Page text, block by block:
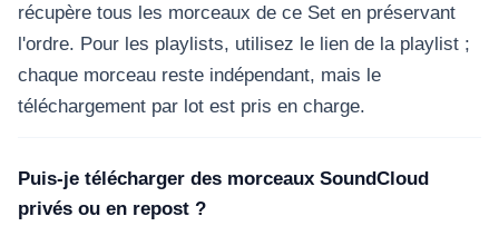
récupère tous les morceaux de ce Set en préservant
l'ordre. Pour les playlists, utilisez le lien de la playlist ;
chaque morceau reste indépendant, mais le
téléchargement par lot est pris en charge.
Puis-je télécharger des morceaux SoundCloud
privés ou en repost ?